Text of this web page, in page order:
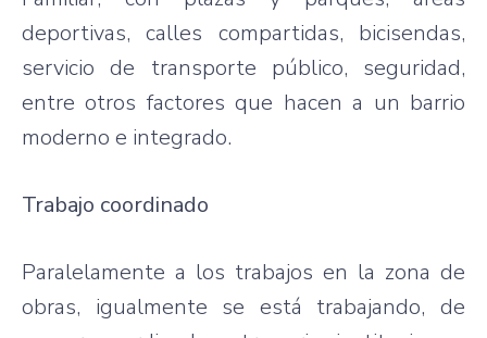
deportivas, calles compartidas, bicisendas,
servicio de transporte público, seguridad,
entre otros factores que hacen a un barrio
moderno e integrado.
Trabajo coordinado
Paralelamente a los trabajos en la zona de
obras, igualmente se está trabajando, de